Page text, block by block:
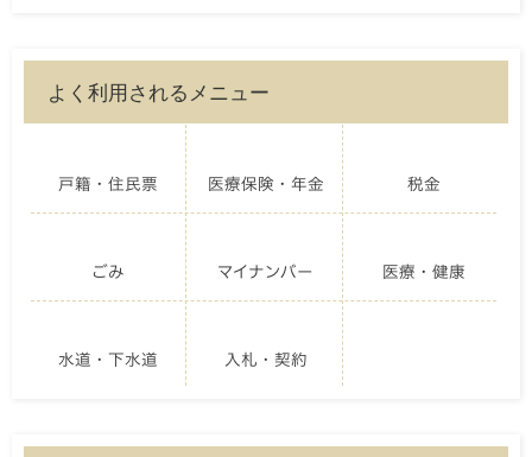
よく利用されるメニュー
戸籍・住民票 医療保険・年金 税金
ごみ マイナンバー 医療・健康
水道・下水道 入札・契約